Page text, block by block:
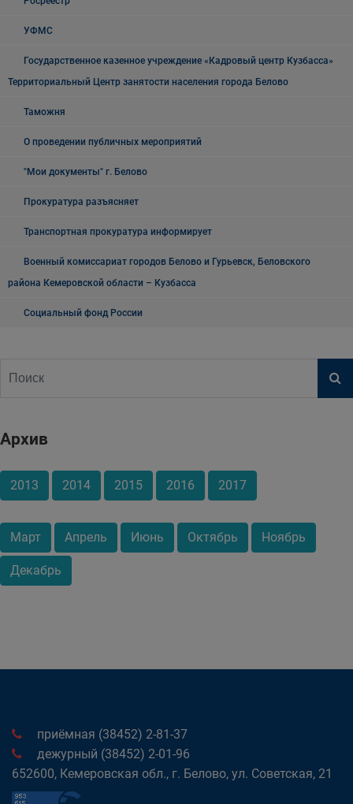
УФМС
Государственное казенное учреждение «Кадровый центр Кузбасса»
Территориальный Центр занятости населения города Белово
Таможня
О проведении публичных мероприятий
"Мои документы" г. Белово
Прокуратура разъясняет
Транспортная прокуратура информирует
Военный комиссариат городов Белово и Гурьевск, Беловского
района Кемеровской области – Кузбасса
Социальный фонд России
Архив
2013 2014 2015 2016 2017
Март Апрель Июнь Октябрь Ноябрь
Декабрь
приёмная (38452) 2-81-37
дежурный (38452) 2-01-96
652600, Кемеровская обл., г. Белово, ул. Советская, 21